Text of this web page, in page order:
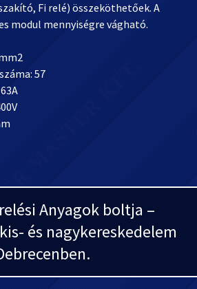
Fi relé) összeköthetőek. A
modul mennyiségre vágható.
57
Anyagok boltja –
és nagykereskedelem